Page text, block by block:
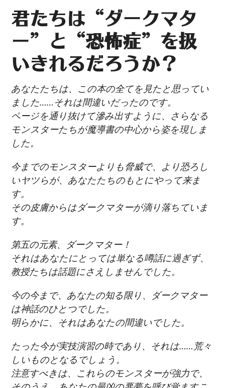
君たちは“ダークマタ
ー”と“恐怖症”を扱
いきれるだろうか？
あなたたちは、この本の全てを見たと思ってい
ました……それは間違いだったのです。
ページを通り抜けて滲み出すように、さらなる
モンスターたちが魔導書の中心から姿を現しま
した。
今までのモンスターよりも脅威で、より恐ろし
いヤツらが、あなたたちのもとにやって来ま
す。
その皮膚からはダークマターが滴り落ちていま
す。
第五の元素、ダークマター！
それはあなたにとっては単なる噂話に過ぎず、
教授たちは話題にさえしませんでした。
今の今まで、あなたの知る限り、ダークマター
は神話のひとつでした。
明らかに、それはあなたの間違いでした。
たった今が実技演習の時であり、それは……荒々
しいものとなるでしょう。
注意すべきは、これらのモンスターが強力で、